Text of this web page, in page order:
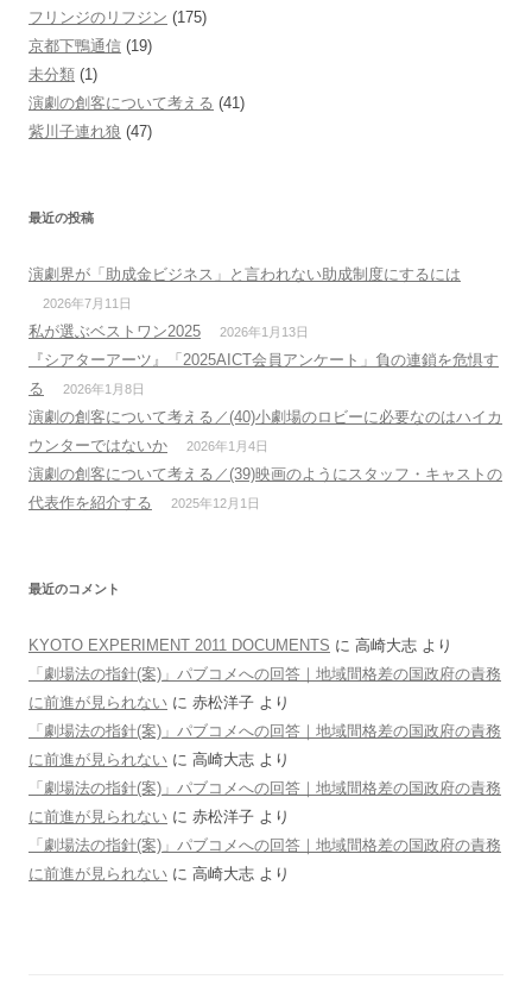
フリンジのリフジン (175)
京都下鴨通信 (19)
未分類 (1)
演劇の創客について考える (41)
紫川子連れ狼 (47)
最近の投稿
演劇界が「助成金ビジネス」と言われない助成制度にするには
2026年7月11日
私が選ぶベストワン2025 2026年1月13日
『シアターアーツ』「2025AICT会員アンケート」負の連鎖を危惧す
る
2026年1月8日
演劇の創客について考える／(40)小劇場のロビーに必要なのはハイカ
ウンターではないか
2026年1月4日
演劇の創客について考える／(39)映画のようにスタッフ・キャストの
代表作を紹介する
2025年12月1日
最近のコメント
KYOTO EXPERIMENT 2011 DOCUMENTS に 高崎大志 より
「劇場法の指針(案)」パブコメへの回答｜地域間格差の国政府の責務
に前進が見られない に 赤松洋子 より
「劇場法の指針(案)」パブコメへの回答｜地域間格差の国政府の責務
に前進が見られない に 高崎大志 より
「劇場法の指針(案)」パブコメへの回答｜地域間格差の国政府の責務
に前進が見られない に 赤松洋子 より
「劇場法の指針(案)」パブコメへの回答｜地域間格差の国政府の責務
に前進が見られない に 高崎大志 より